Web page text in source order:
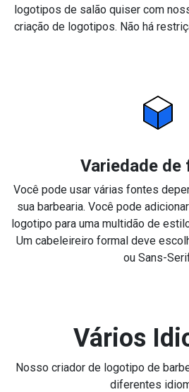
logotipos de salão quiser com
criação de logotipos. Não há
Variedade de
Você pode usar várias fontes
sua barbearia. Você pode
logotipo para uma multidão de
Um cabeleireiro formal deve
ou Sans-
Vários
Nosso criador de logotipo de
diferentes